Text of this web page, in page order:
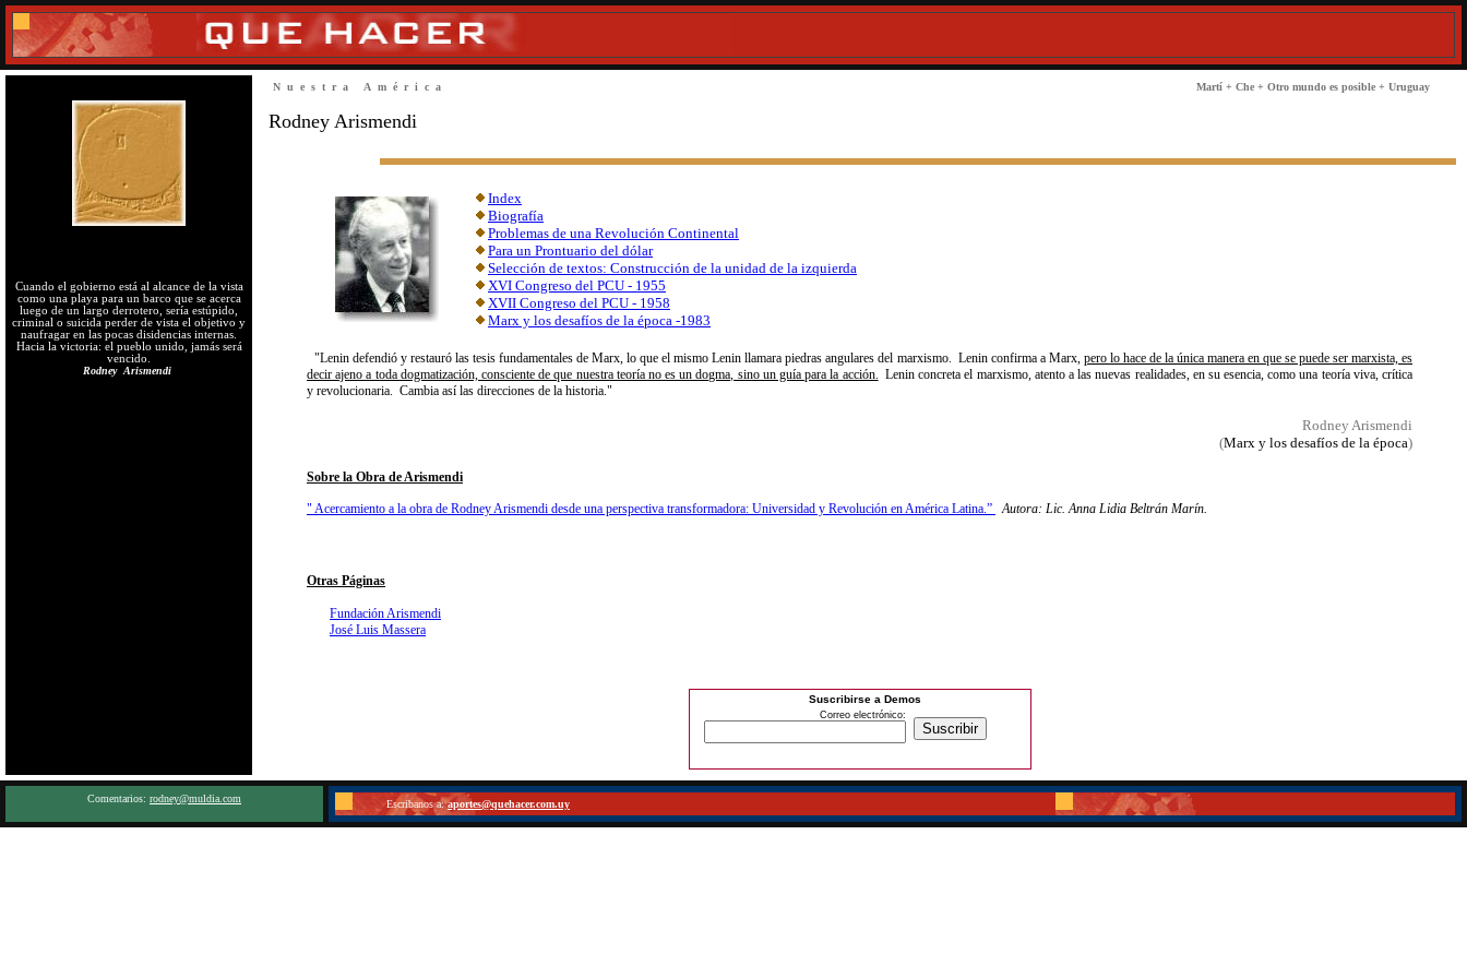
Cuando el gobierno está al alcance de la vista
como una playa para un barco que se acerca
luego de un largo derrotero, sería estúpido,
criminal o suicida perder de vista el objetivo y
naufragar en las pocas disidencias internas.
Hacia la victoria: el pueblo unido, jamás será
vencido.
Rodney Arismendi
Nuestra América Martí + Che + Otro mundo es posible + Uruguay
Rodney Arismendi
Index
Biografía
Problemas de una Revolución Continental
Para un Prontuario del dólar
Selección de textos: Construcción de la unidad de la izquierda
XVI Congreso del PCU - 1955
XVII Congreso del PCU - 1958
Marx y los desafíos de la época -1983
"Lenin defendió y restauró las tesis fundamentales de Marx, lo que el mismo Lenin llamara piedras angulares del marxismo. Lenin confirma a Marx, pero lo hace de la única manera en que se puede ser marxista, es
decir ajeno a toda dogmatización, consciente de que nuestra teoría no es un dogma, sino un guía para la acción. Lenin concreta el marxismo, atento a las nuevas realidades, en su esencia, como una teoría viva, crítica
y revolucionaria. Cambia así las direcciones de la historia."
Rodney Arismendi
(Marx y los desafíos de la época)
Sobre la Obra de Arismendi
" Acercamiento a la obra de Rodney Arismendi desde una perspectiva transformadora: Universidad y Revolución en América Latina.” Autora: Lic. Anna Lidia Beltrán Marín.
Otras Páginas
Fundación Arismendi
José Luis Massera
Suscribirse a Demos
Correo electrónico:
Comentarios: rodney@muldia.com Escribanos a:aportes@quehacer.com.uy